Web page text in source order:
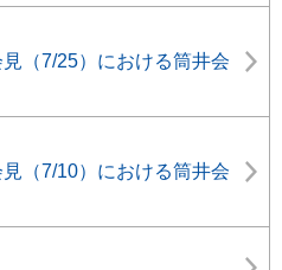
（7/25）における筒井会
（7/10）における筒井会